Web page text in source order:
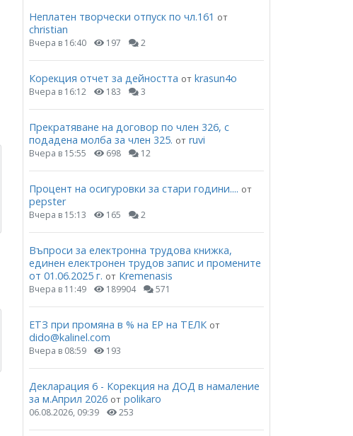
Неплатен творчески отпуск по чл.161 от
christian
Вчера в 16:40 197 2
Корекция отчет за дейността от krasun4o
Вчера в 16:12 183 3
Прекратяване на договор по член 326, с
подадена молба за член 325. от ruvi
Вчера в 15:55 698 12
Процент на осигуровки за стари години.... от
pepster
Вчера в 15:13 165 2
Въпроси за електронна трудова книжка,
единен електронен трудов запис и промените
от 01.06.2025 г. от Kremenasis
Вчера в 11:49 189904 571
ЕТЗ при промяна в % на ЕР на ТЕЛК от
dido@kalinel.com
Вчера в 08:59 193
Декларация 6 - Корекция на ДОД в намаление
за м.Април 2026 от polikaro
06.08.2026, 09:39 253